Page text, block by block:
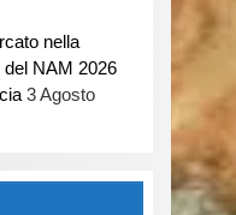
nella
NAM 2026
3 Agosto